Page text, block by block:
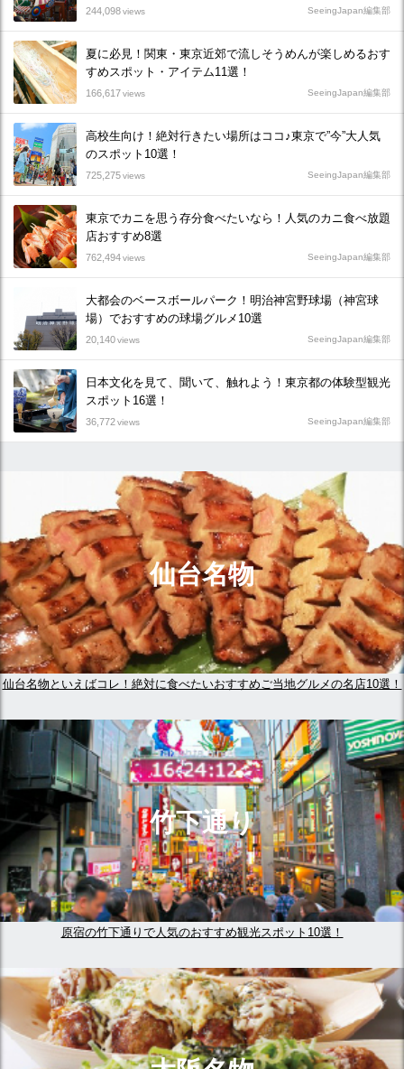
244,098views SeeingJapan編集部
夏に必見！関東・東京近郊で流しそうめんが楽しめるおす
すめスポット・アイテム11選！
166,617views SeeingJapan編集部
高校生向け！絶対行きたい場所はココ♪東京で”今”大人気
のスポット10選！
725,275views SeeingJapan編集部
東京でカニを思う存分食べたいなら！人気のカニ食べ放題
店おすすめ8選
762,494views SeeingJapan編集部
大都会のベースボールパーク！明治神宮野球場（神宮球
場）でおすすめの球場グルメ10選
20,140views SeeingJapan編集部
日本文化を見て、聞いて、触れよう！東京都の体験型観光
スポット16選！
36,772views SeeingJapan編集部
仙台名物
仙台名物といえばコレ！絶対に食べたいおすすめご当地グルメの名店10選！
竹下通り
原宿の竹下通りで人気のおすすめ観光スポット10選！